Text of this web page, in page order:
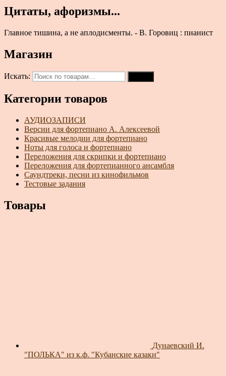
Цитаты, афоризмы...
Главное тишина, а не аплодисменты. - В. Горовиц : пианист
Магазин
Искать:
Категории товаров
АУДИОЗАПИСИ
Версии для фортепиано А. Алексеевой
Красивые мелодии для фортепиано
Ноты для голоса и фортепиано
Переложения для скрипки и фортепиано
Переложения для фортепианного ансамбля
Саундтреки, песни из кинофильмов
Тестовые задания
Товары
Дунаевский И.
"ПОЛЬКА" из к.ф. "Кубанские казаки"